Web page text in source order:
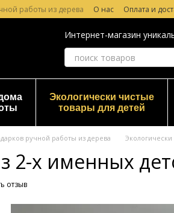
контенту
работы из дерева О нас Оплата и
по дереву
Гарантия и Возврат Отзывы
Интернет-магазин
Экологически чистые
товары для детей
ручной работы из дерева
2-х именных
отзыв